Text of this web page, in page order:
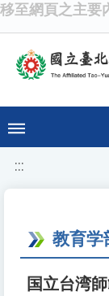
移至網頁之主要
:::
教育学
国立台湾